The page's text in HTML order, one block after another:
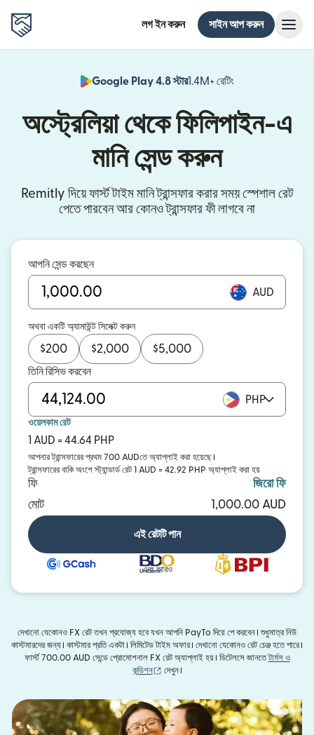
লগ ইন করুন সাইন আপ করুন
Google Play 4.8 স্টার1.4M+ রেটিং
অস্ট্রেলিয়া থেকে ফিলিপাইন-এ
মানি সেন্ড করুন
Remitly দিয়ে ফার্স্ট টাইম মানি ট্রান্সফার করার সময় স্পেশাল রেট
পেতে পারবেন আর কোনও ট্রান্সফার ফী লাগবে না
আপনি সেন্ড করছেন
AUD
অথবা একটি অ্যামাউন্ট সিলেক্ট করুন
$200 $2,000 $5,000
তিনি রিসিভ করবেন
PHP
ওয়েলকাম রেট
1 AUD = 44.64 PHP
আপনার ট্রান্সফারের প্রথম 700 AUDতে অ্যাপ্লাই করা হয়েছে।
ট্রান্সফারের বাকি অংশে স্ট্যান্ডার্ড রেট 1 AUD = 42.92 PHP অ্যাপ্লাই করা হয়
ফি
জিরো ফি
মোট
1,000.00 AUD
এই রেটটি পান
এবং আরও
দেখানো যেকোনও FX রেট তখন প্রযোজ্য হবে যখন আপনি PayTo দিয়ে পে করবেন। শুধুমাত্র নিউ
কাস্টমারদের জন্য। কাস্টমার প্রতি একটা। লিমিটেড টাইম অফার। দেখানো যেকোনও রেট চেঞ্জ হতে পারে।
ফার্স্ট 700.00 AUD সেন্ডে প্রোমোশনাল FX রেট অ্যাপ্লাই হয়। ডিটেলসে জানতেটার্মস ও
কন্ডিশন
(নতুন উইন্ডোতে খুলবে)
দেখুন।